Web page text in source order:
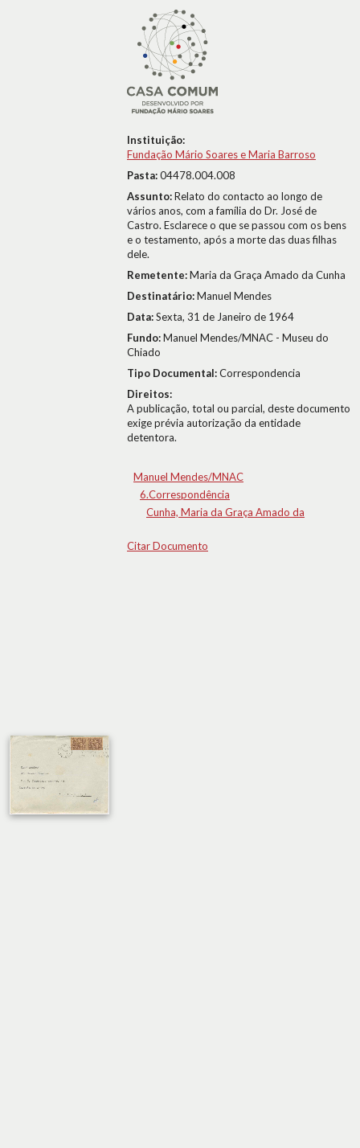
Instituição:
Fundação Mário Soares e Maria Barroso
Pasta:04478.004.008
Assunto:Relato do contacto ao longo de
vários anos, com a família do Dr. José de
Castro. Esclarece o que se passou com os bens
e o testamento, após a morte das duas filhas
dele.
Remetente:Maria da Graça Amado da Cunha
Destinatário:Manuel Mendes
Data:Sexta, 31 de Janeiro de 1964
Fundo:Manuel Mendes/MNAC - Museu do
Chiado
Tipo Documental:Correspondencia
Direitos:
A publicação, total ou parcial, deste documento
exige prévia autorização da entidade
detentora.
Manuel Mendes/MNAC
6.Correspondência
Cunha, Maria da Graça Amado da
Citar Documento